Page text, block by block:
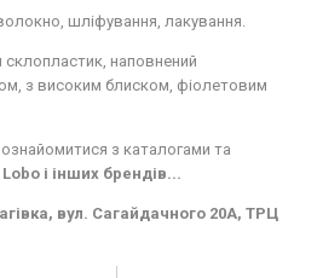
шліфування, лакування.
склопластик, наповнений
з високим блиском, фіолетовим
з каталогами та
і інших брендів...
вул. Сагайдачного 20А, ТРЦ